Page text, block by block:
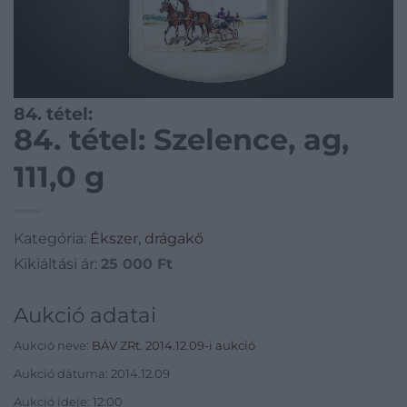
84. tétel:
84. tétel: Szelence, ag,
111,0 g
Kategória: Ékszer, drágakő
Kikiáltási ár: 25 000 Ft
Aukció adatai
Aukció neve: BÁV ZRt. 2014.12.09-i aukció
Aukció dátuma: 2014.12.09
Aukció ideje: 12:00